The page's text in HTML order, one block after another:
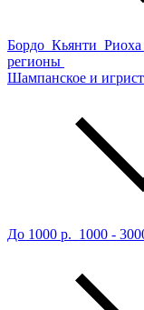
Бордо Кьянти Риоха
регионы
Шампанское и
До 1000 р. 1000 -